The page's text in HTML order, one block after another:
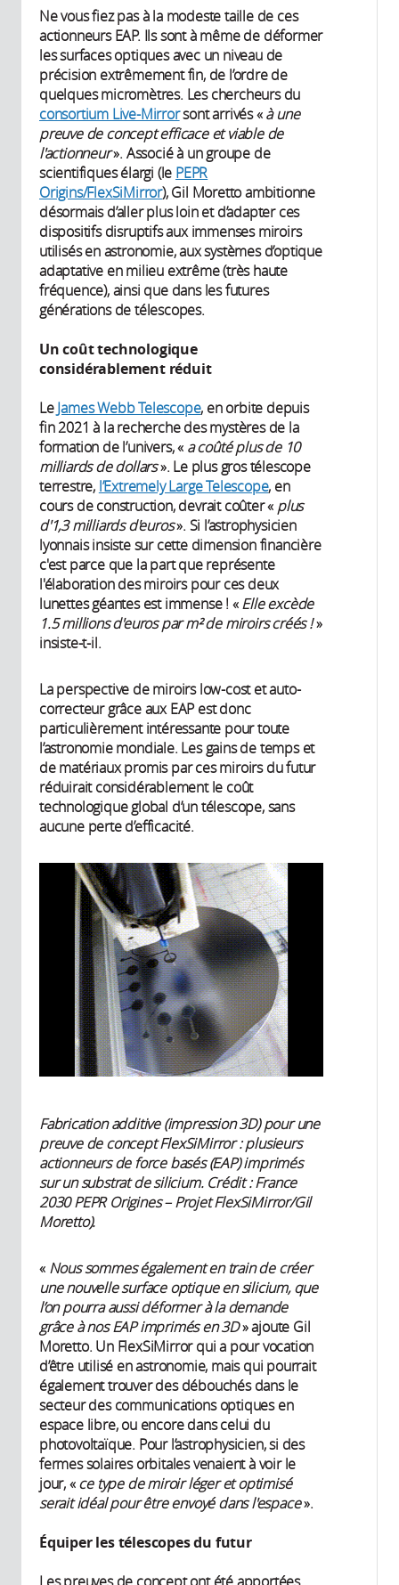
Ne vous fiez pas à la modeste taille de ces
actionneurs EAP. Ils sont à même de déformer
les surfaces optiques avec un niveau de
précision extrêmement fin, de l’ordre de
quelques micromètres. Les chercheurs du
consortium Live-Mirrorsont arrivés «à une
preuve de concept efficace et viable de
l'actionneur». Associé à un groupe de
scientifiques élargi (le PEPR
Origins/FlexSiMirror), Gil Moretto ambitionne
désormais d’aller plus loin et d’adapter ces
dispositifs disruptifs aux immenses miroirs
utilisés en astronomie, aux systèmes d’optique
adaptative en milieu extrême (très haute
fréquence), ainsi que dans les futures
générations de télescopes.
Un coût technologique
considérablement réduit
LeJames Webb Telescope, en orbite depuis
fin 2021 à la recherche des mystères de la
formation de l’univers, « a coûté plus de 10
milliards de dollars». Le plus gros télescope
terrestre, l’Extremely Large Telescope, en
cours de construction, devrait coûter « plus
d'1,3 milliards d'euros». Si l’astrophysicien
lyonnais insiste sur cette dimension financière
c'est parce que la part que représente
l'élaboration des miroirs pour ces deux
lunettes géantes est immense ! «Elle excède
1.5 millions d'euros par m² de miroirs créés !»
insiste-t-il.
La perspective de miroirs low-cost et auto-
correcteur grâce aux EAP est donc
particulièrement intéressante pour toute
l’astronomie mondiale. Les gains de temps et
de matériaux promis par ces miroirs du futur
réduirait considérablement le coût
technologique global d’un télescope, sans
aucune perte d’efficacité.
Fabrication additive (impression 3D) pour une
preuve de concept FlexSiMirror : plusieurs
actionneurs de force basés (EAP) imprimés
sur un substrat de silicium. Crédit : France
2030 PEPR Origines – Projet FlexSiMirror/Gil
Moretto).
« Nous sommes également en train de créer
une nouvelle surface optique en silicium, que
l’on pourra aussi déformer à la demande
grâce à nos EAP imprimés en 3D» ajoute Gil
Moretto. Un FlexSiMirror qui a pour vocation
d’être utilisé en astronomie, mais qui pourrait
également trouver des débouchés dans le
secteur des communications optiques en
espace libre, ou encore dans celui du
photovoltaïque. Pour l’astrophysicien, si des
fermes solaires orbitales venaient à voir le
jour, «ce type de miroir léger et optimisé
serait idéal pour être envoyé dans l'espace».
Équiper les télescopes du futur